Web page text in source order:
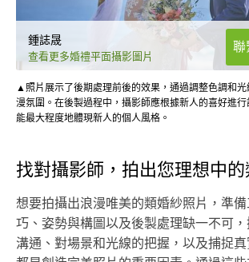
鍾誌晟
查看更多婚禮平面攝影圖片
聯
▲照片展示了後期處理前後的效果，通過調整色調和光
漫氛圍。在後製過程中，攝影師應根據新人的喜好進
能最大程度地體現新人的個人風格。
找對攝影師，拍出您理想中的
想要拍攝出浪漫唯美的類婚紗照片，準
巧、姿勢與構圖以及後製處理缺一不可
溝通、對場景和光線的把握，以及捕捉真